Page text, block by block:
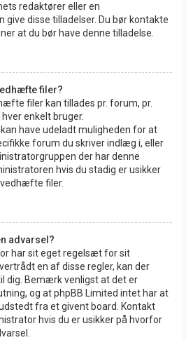
redaktører eller en
give disse tilladelser. Du bør kontakte
at du bør have denne tilladelse.
filer?
filer kan tillades pr. forum, pr.
enkelt bruger.
have udeladt muligheden for at
forum du skriver indlæg i, eller
der har denne
hvis du stadig er usikker
filer.
advarsel?
har sit eget regelsæt for sit
en af disse regler, kan der
dig. Bemærk venligst at det er
og at phpBB Limited intet har at
fra et givent board. Kontakt
hvis du er usikker på hvorfor